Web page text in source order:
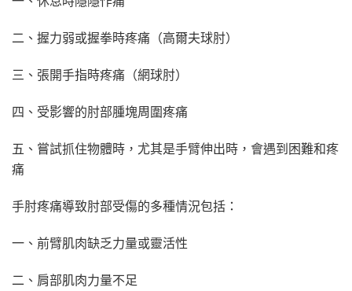
二、握力弱或握拳時疼痛（高爾夫球肘）
三、張開手指時疼痛（網球肘）
四、受影響的肘部腫塊周圍疼痛
五、嘗試抓住物體時，尤其是手臂伸出時，會遇到困難和疼
痛
手肘疼痛導致肘部受傷的多種情況包括：
一、前臂肌肉缺乏力量或靈活性
二、肩部肌肉力量不足